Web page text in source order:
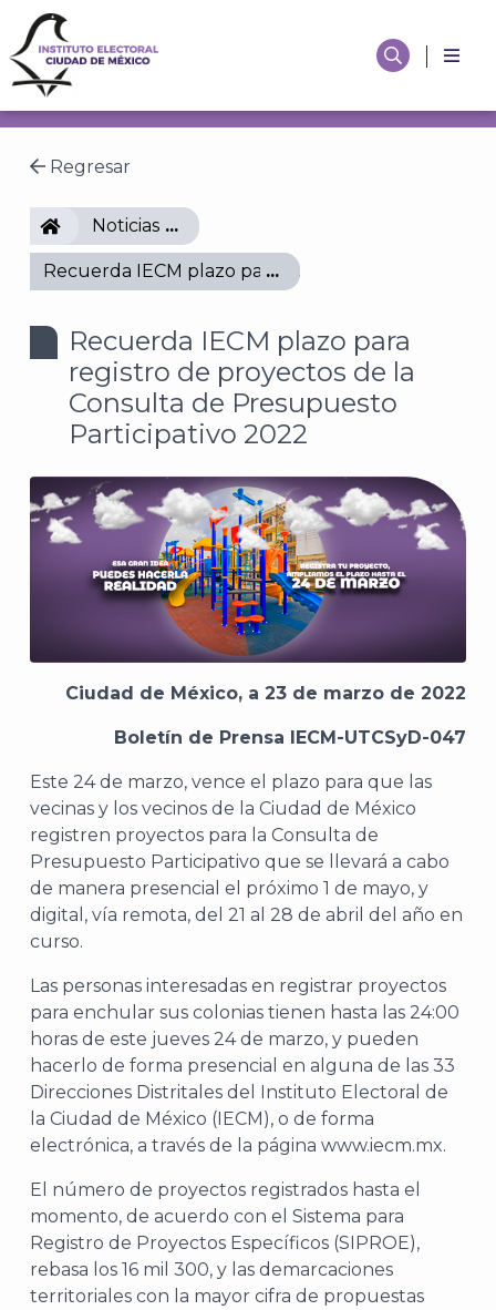
Regresar
IECMNoticias
Recuerda IECM plazo para registro de proyectos
Recuerda IECM plazo para
registro de proyectos de la
Consulta de Presupuesto
Participativo 2022
Ciudad de México, a 23 de marzo de 2022
Boletín de Prensa IECM-UTCSyD-047
Este 24 de marzo, vence el plazo para que las
vecinas y los vecinos de la Ciudad de México
registren proyectos para la Consulta de
Presupuesto Participativo que se llevará a cabo
de manera presencial el próximo 1 de mayo, y
digital, vía remota, del 21 al 28 de abril del año en
curso.
Las personas interesadas en registrar proyectos
para enchular sus colonias tienen hasta las 24:00
horas de este jueves 24 de marzo, y pueden
hacerlo de forma presencial en alguna de las 33
Direcciones Distritales del Instituto Electoral de
la Ciudad de México (IECM), o de forma
electrónica, a través de la página www.iecm.mx.
El número de proyectos registrados hasta el
momento, de acuerdo con el Sistema para
Registro de Proyectos Específicos (SIPROE),
rebasa los 16 mil 300, y las demarcaciones
territoriales con la mayor cifra de propuestas